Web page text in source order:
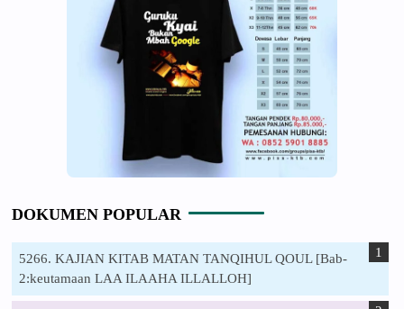
DOKUMEN POPULAR
5266. KAJIAN KITAB MATAN TANQIHUL QOUL [Bab-
2:keutamaan LAA ILAAHA ILLALLOH]